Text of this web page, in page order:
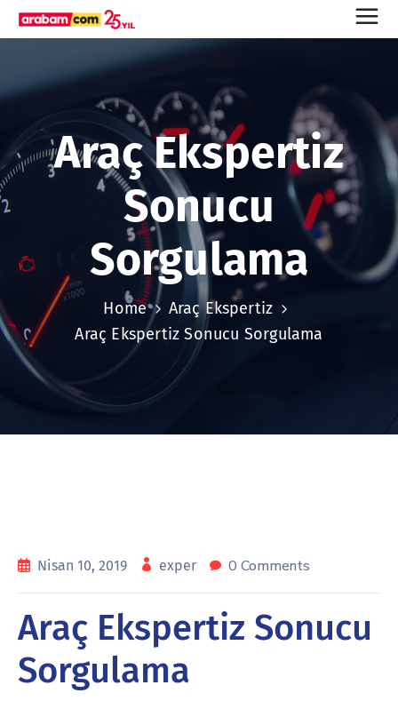
Araç Ekspertiz
Sonucu
Sorgulama
Home
Araç Ekspertiz
Araç Ekspertiz Sonucu Sorgulama
Nisan 10, 2019 exper 0 Comments
Araç Ekspertiz Sonucu
Sorgulama